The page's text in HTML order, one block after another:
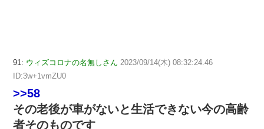
91: ウィズコロナの名無しさん 2023/09/14(木) 08:32:24.46
ID:3w+1vmZU0
>>58
その老後が車がないと生活できない今の高齢
者そのものです